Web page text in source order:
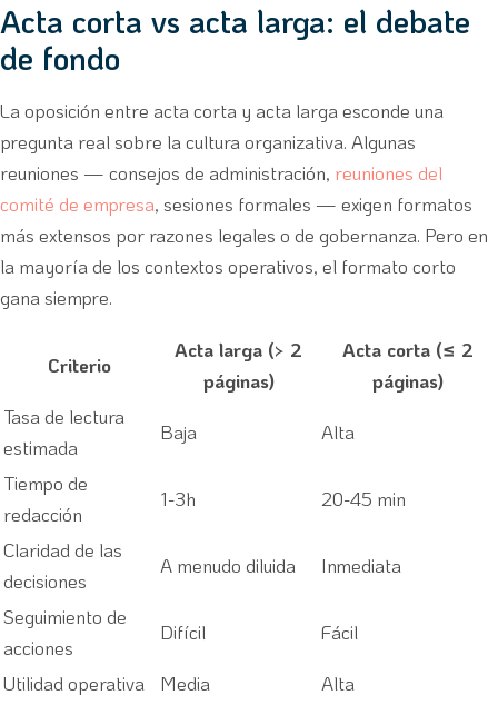
Acta corta vs acta larga: el debate
de fondo
La oposición entre acta corta y acta larga esconde una
pregunta real sobre la cultura organizativa. Algunas
reuniones — consejos de administración, reuniones del
comité de empresa, sesiones formales — exigen formatos
más extensos por razones legales o de gobernanza. Pero en
la mayoría de los contextos operativos, el formato corto
gana siempre.
Criterio
Acta larga (> 2
páginas)
Acta corta (≤ 2
páginas)
Tasa de lectura
estimada
Baja Alta
Tiempo de
redacción
1-3h 20-45 min
Claridad de las
decisiones
A menudo diluida Inmediata
Seguimiento de
acciones
Difícil Fácil
Utilidad operativa Media Alta